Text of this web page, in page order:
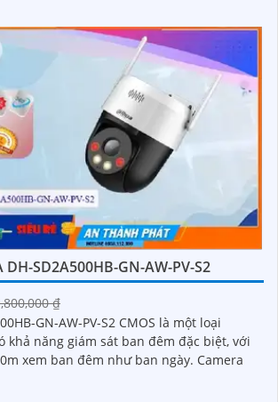
DH-SD2A500HB-GN-AW-PV-S2
₫
GN-AW-PV-S2 CMOS là một loại
khả năng giám sát ban đêm đặc biệt, với
ban đêm như ban ngày. Camera